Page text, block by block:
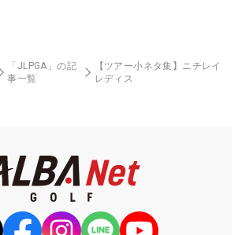
「JLPGA」の記
事一覧
【ツアー小ネタ集】ニチレイ
レディス